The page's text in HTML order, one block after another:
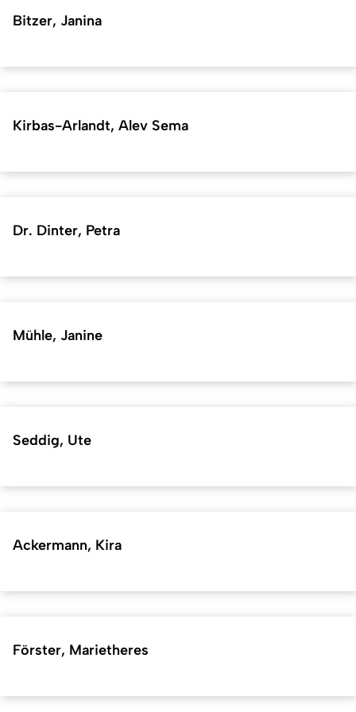
Bitzer, Janina
Kirbas-Arlandt, Alev Sema
Dr. Dinter, Petra
Mühle, Janine
Seddig, Ute
Ackermann, Kira
Förster, Marietheres